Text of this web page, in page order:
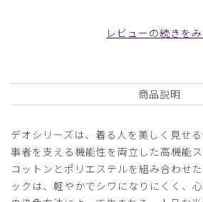
購入確認済み
レビューの続きをみ
商品説明
デオシリーズは、着る人を美しく見せ
事者を支える機能性を両立した高機能ス
コットンとポリエステルを組み合わせ
ックは、軽やかでシワになりにくく、